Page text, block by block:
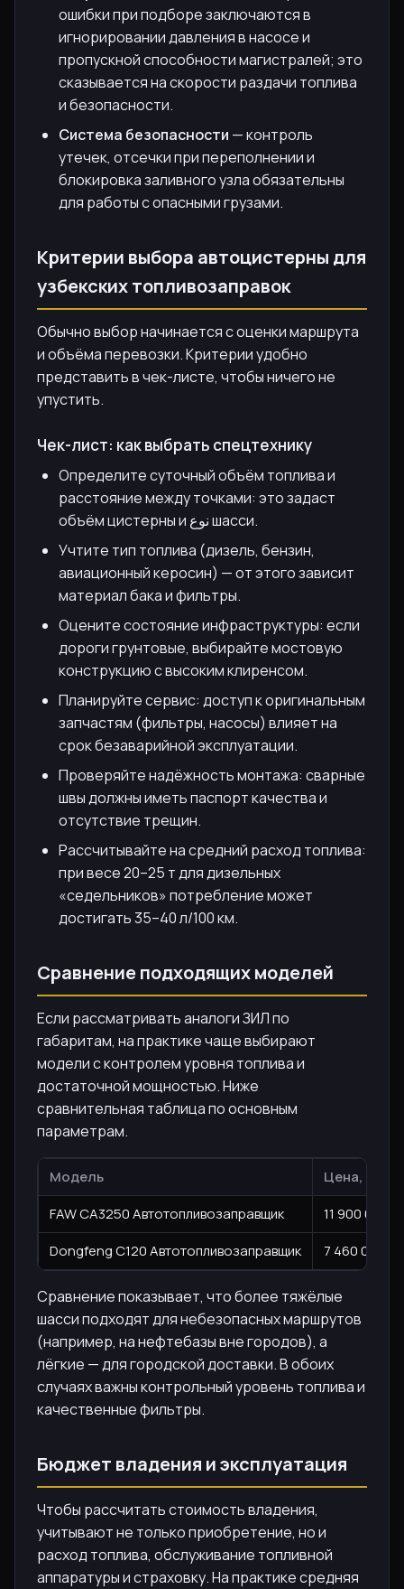
ошибки при подборе заключаются в
игнорировании давления в насосе и
пропускной способности магистралей; это
сказывается на скорости раздачи топлива
и безопасности.
Система безопасности — контроль
утечек, отсечки при переполнении и
блокировка заливного узла обязательны
для работы с опасными грузами.
Критерии выбора автоцистерны для
узбекских топливозаправок
Обычно выбор начинается с оценки маршрута
и объёма перевозки. Критерии удобно
представить в чек-листе, чтобы ничего не
упустить.
Чек-лист: как выбрать спецтехнику
Определите суточный объём топлива и
расстояние между точками: это задаст
объём цистерны и نوع шасси.
Учтите тип топлива (дизель, бензин,
авиационный керосин) — от этого зависит
материал бака и фильтры.
Оцените состояние инфраструктуры: если
дороги грунтовые, выбирайте мостовую
конструкцию с высоким клиренсом.
Планируйте сервис: доступ к оригинальным
запчастям (фильтры, насосы) влияет на
срок безаварийной эксплуатации.
Проверяйте надёжность монтажа: сварные
швы должны иметь паспорт качества и
отсутствие трещин.
Рассчитывайте на средний расход топлива:
при весе 20–25 т для дизельных
«седельников» потребление может
достигать 35–40 л/100 км.
Сравнение подходящих моделей
Если рассматривать аналоги ЗИЛ по
габаритам, на практике чаще выбирают
модели с контролем уровня топлива и
достаточной мощностью. Ниже
сравнительная таблица по основным
параметрам.
Модель
Цена, ₽
FAW CA3250 Автотопливозаправщик
11 900 000
Dongfeng C120 Автотопливозаправщик
7 460 000
Сравнение показывает, что более тяжёлые
шасси подходят для небезопасных маршрутов
(например, на нефтебазы вне городов), а
лёгкие — для городской доставки. В обоих
случаях важны контрольный уровень топлива и
качественные фильтры.
Бюджет владения и эксплуатация
Чтобы рассчитать стоимость владения,
учитывают не только приобретение, но и
расход топлива, обслуживание топливной
аппаратуры и страховку. На практике средняя